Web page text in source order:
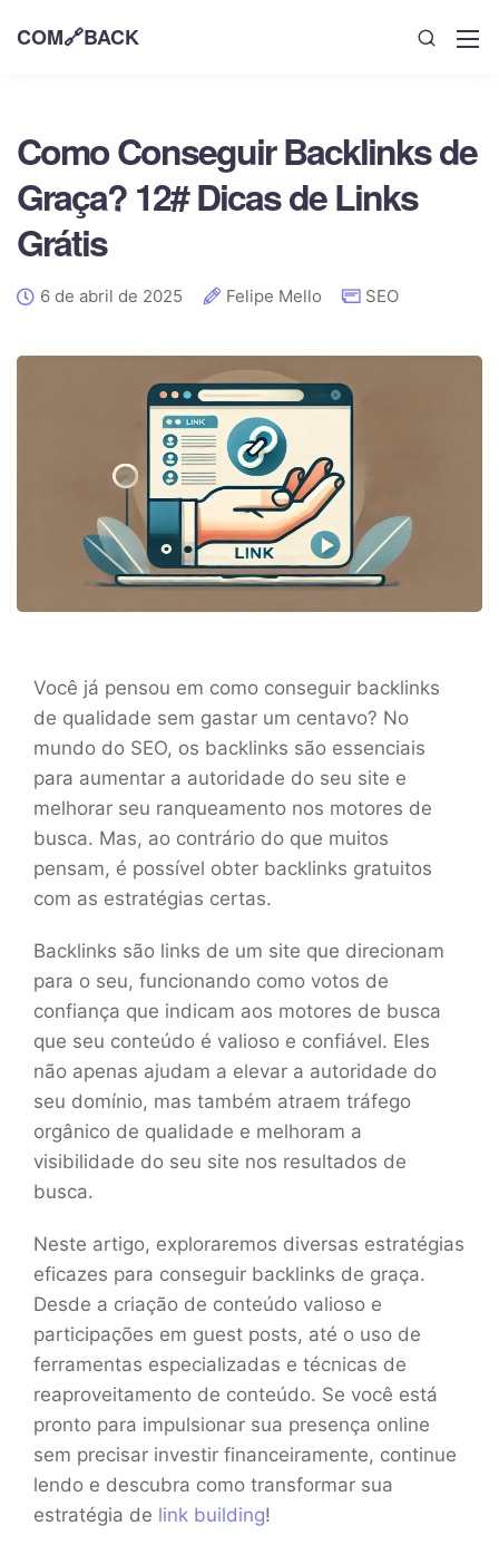
COM🔗BACK
Como Conseguir Backlinks de
Graça? 12# Dicas de Links
Grátis
6 de abril de 2025 Felipe Mello SEO
Você já pensou em como conseguir backlinks
de qualidade sem gastar um centavo? No
mundo do SEO, os backlinks são essenciais
para aumentar a autoridade do seu site e
melhorar seu ranqueamento nos motores de
busca. Mas, ao contrário do que muitos
pensam, é possível obter backlinks gratuitos
com as estratégias certas.
Backlinks são links de um site que direcionam
para o seu, funcionando como votos de
confiança que indicam aos motores de busca
que seu conteúdo é valioso e confiável. Eles
não apenas ajudam a elevar a autoridade do
seu domínio, mas também atraem tráfego
orgânico de qualidade e melhoram a
visibilidade do seu site nos resultados de
busca.
Neste artigo, exploraremos diversas estratégias
eficazes para conseguir backlinks de graça.
Desde a criação de conteúdo valioso e
participações em guest posts, até o uso de
ferramentas especializadas e técnicas de
reaproveitamento de conteúdo. Se você está
pronto para impulsionar sua presença online
sem precisar investir financeiramente, continue
lendo e descubra como transformar sua
estratégia de link building!